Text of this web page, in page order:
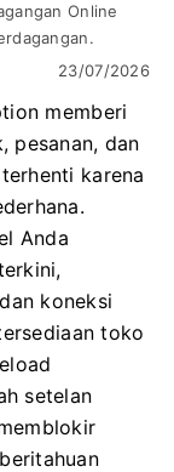
Online
23/07/2026
memberi
pesanan, dan
karena
Anda
koneksi
toko
setelan